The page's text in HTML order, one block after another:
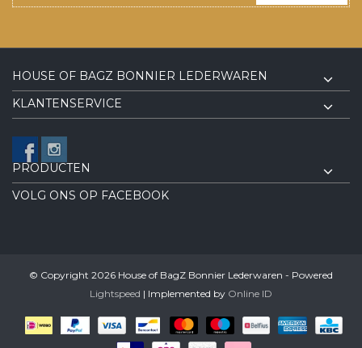
HOUSE OF BAGZ BONNIER LEDERWAREN
KLANTENSERVICE
PRODUCTEN
VOLG ONS OP FACEBOOK
© Copyright 2026 House of BagZ Bonnier Lederwaren - Powered
Lightspeed | Implemented by Online ID